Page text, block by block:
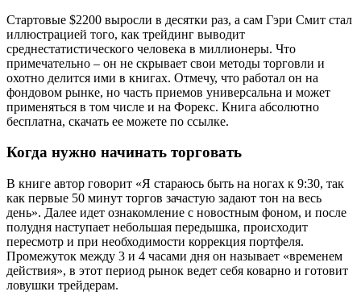
Стартовые $2200 выросли в десятки раз, а сам Гэри Смит стал
иллюстрацией того, как трейдинг выводит
среднестатистического человека в миллионеры. Что
примечательно – он не скрывает свои методы торговли и
охотно делится ими в книгах. Отмечу, что работал он на
фондовом рынке, но часть приемов универсальна и может
применяться в том числе и на Форекс. Книга абсолютно
бесплатна, скачать ее можете по ссылке.
Когда нужно начинать торговать
В книге автор говорит «Я стараюсь быть на ногах к 9:30, так
как первые 50 минут торгов зачастую задают тон на весь
день». Далее идет ознакомление с новостным фоном, и после
полудня наступает небольшая передышка, происходит
пересмотр и при необходимости коррекция портфеля.
Промежуток между 3 и 4 часами дня он называет «временем
действия», в этот период рынок ведет себя коварно и готовит
ловушки трейдерам.